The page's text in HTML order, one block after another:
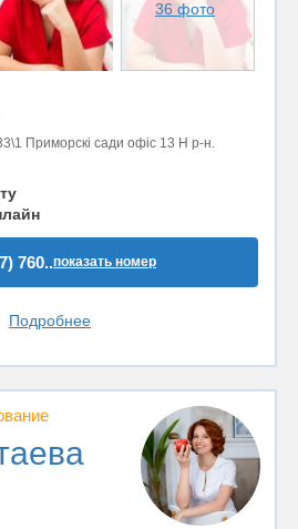
36 фото
Приморскі сади офіс 13 Н р-н.
760..показать номер
Подробнее